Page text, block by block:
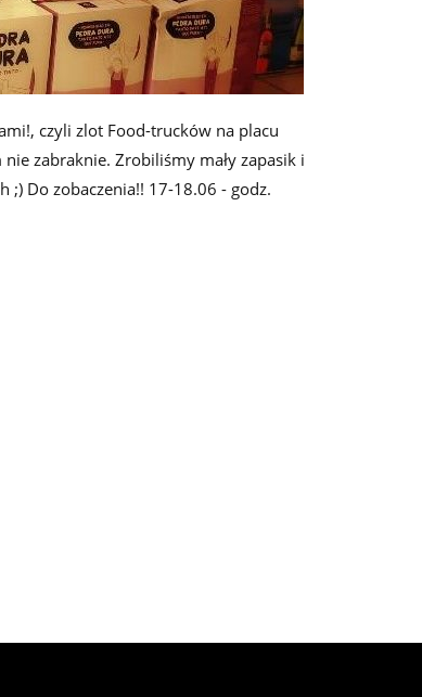
czyli zlot Food-trucków na placu
zabraknie. Zrobiliśmy mały zapasik i
;) Do zobaczenia!! 17-18.06 - godz.